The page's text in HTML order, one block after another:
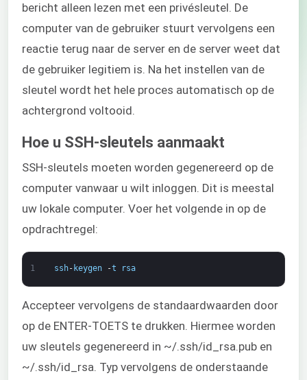
bericht alleen lezen met een privésleutel. De
computer van de gebruiker stuurt vervolgens een
reactie terug naar de server en de server weet dat
de gebruiker legitiem is. Na het instellen van de
sleutel wordt het hele proces automatisch op de
achtergrond voltooid.
Hoe u SSH-sleutels aanmaakt
SSH-sleutels moeten worden gegenereerd op de
computer vanwaar u wilt inloggen. Dit is meestal
uw lokale computer. Voer het volgende in op de
opdrachtregel:
1 ssh- keygen -t rsa
Accepteer vervolgens de standaardwaarden door
op de ENTER-TOETS te drukken. Hiermee worden
uw sleutels gegenereerd in ~/.ssh/id_rsa.pub en
~/.ssh/id_rsa. Typ vervolgens de onderstaande